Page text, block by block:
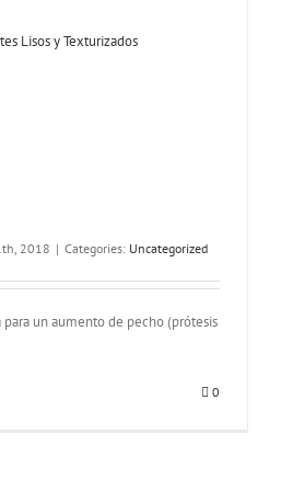
Lisos y Texturizados
2018 | Categories: Uncategorized
un aumento de pecho (prótesis
0